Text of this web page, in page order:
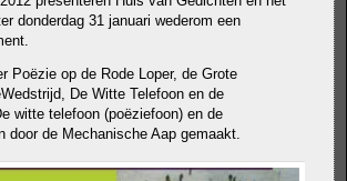
donderdag 31 januari wederom een
Poëzie op de Rode Loper, de Grote
De Witte Telefoon en de
witte telefoon (poëziefoon) en de
door de Mechanische Aap gemaakt.